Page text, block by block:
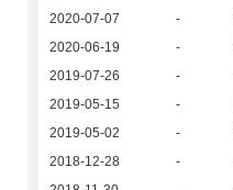
2020-07-07
-
2020-06-19
-
2019-07-26
-
2019-05-15
-
2019-05-02
-
2018-12-28
-